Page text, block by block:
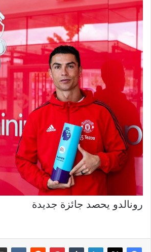
رونالدو يحصد جائزة جديدة